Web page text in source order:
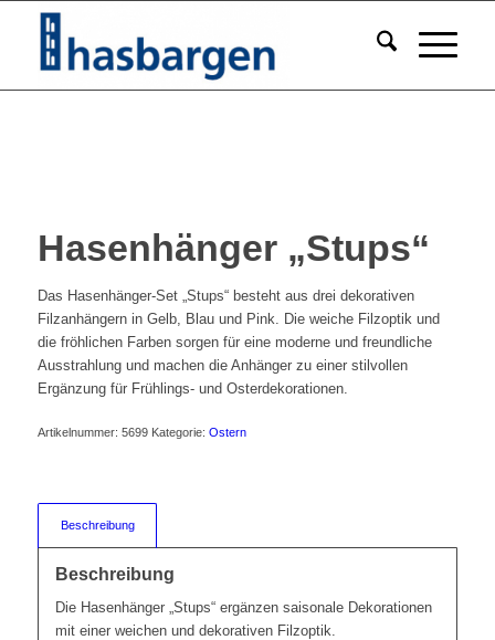
Hasenhänger „Stups“
Das Hasenhänger-Set „Stups“ besteht aus drei dekorativen
Filzanhängern in Gelb, Blau und Pink. Die weiche Filzoptik und
die fröhlichen Farben sorgen für eine moderne und freundliche
Ausstrahlung und machen die Anhänger zu einer stilvollen
Ergänzung für Frühlings- und Osterdekorationen.
Artikelnummer: 5699 Kategorie: Ostern
Beschreibung
Beschreibung
Die Hasenhänger „Stups“ ergänzen saisonale Dekorationen
mit einer weichen und dekorativen Filzoptik.